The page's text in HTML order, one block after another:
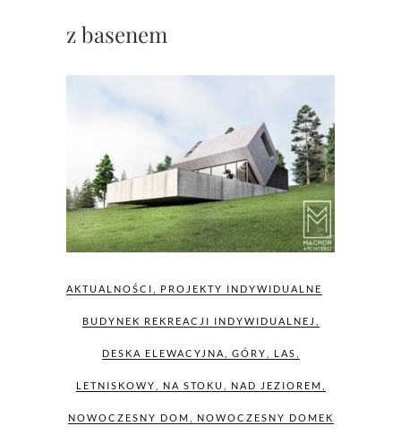
z basenem
AKTUALNOŚCI PROJEKTY INDYWIDUALNE
BUDYNEK REKREACJI INDYWIDUALNEJ
DESKA ELEWACYJNA GÓRY LAS
LETNISKOWY NA STOKU NAD JEZIOREM
NOWOCZESNY DOM NOWOCZESNY DOMEK